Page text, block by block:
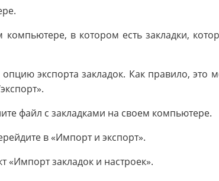
в котором есть закладки,
экспорта закладок. Как правило, это
файл с закладками на своем компьютере.
в «Импорт и экспорт».
«Импорт закладок и настроек».